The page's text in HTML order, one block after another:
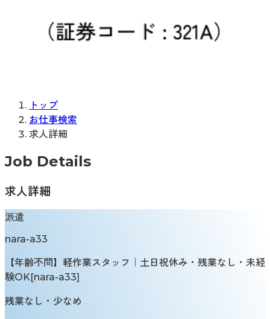
トップ
お仕事検索
求人詳細
Job Details
求人詳細
派遣
nara-a33
【年齢不問】軽作業スタッフ｜土日祝休み・残業なし・未経
験OK[nara-a33]
残業なし・少なめ